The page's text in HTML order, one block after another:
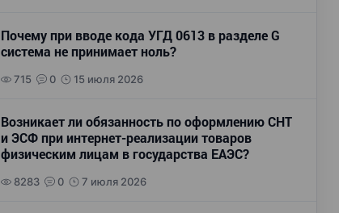
Почему при вводе кода УГД 0613 в разделе G
система не принимает ноль?
715 0 15 июля 2026
Возникает ли обязанность по оформлению СНТ
и ЭСФ при интернет-реализации товаров
физическим лицам в государства ЕАЭС?
8283 0 7 июля 2026